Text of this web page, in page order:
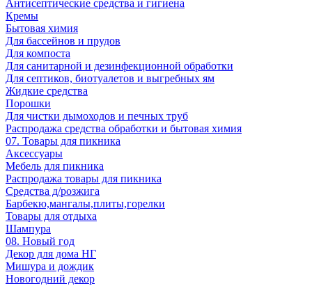
Антисептические средства и гигиена
Кремы
Бытовая химия
Для бассейнов и прудов
Для компоста
Для санитарной и дезинфекционной обработки
Для септиков, биотуалетов и выгребных ям
Жидкие средства
Порошки
Для чистки дымоходов и печных труб
Распродажа средства обработки и бытовая химия
07. Товары для пикника
Аксессуары
Мебель для пикника
Распродажа товары для пикника
Средства д/розжига
Барбекю,мангалы,плиты,горелки
Товары для отдыха
Шампура
08. Новый год
Декор для дома НГ
Мишура и дождик
Новогодний декор